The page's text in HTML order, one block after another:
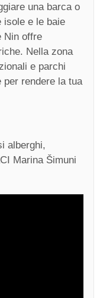
una barca o
isole e le baie
Nin offre
Nella zona
e parchi
per rendere la tua
alberghi,
Marina Šimuni